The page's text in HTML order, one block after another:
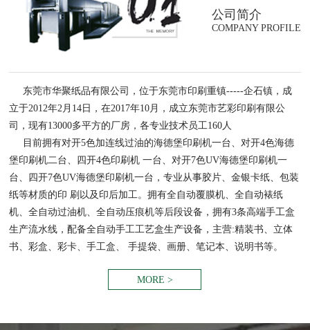
公司简介
COMPANY PROFILE
东莞市华聚纸品有限公司，位于东莞市印刷重镇-----企石镇，成
立于2012年2月14日，在2017年10月，成立东莞市艺彩印刷有限公
司，现有13000多平方的厂房，各专业技术员工160人
目前拥有对开5色加连线过油的海德堡印刷机一台、对开4色海德
堡印刷机二台、四开4色印刷机 一台、对开7色UV海德堡印刷机一
台、四开7色UV海德堡印刷机一台，专业从事胶片、金银卡纸、包装
纸等材质的印 刷以及印后加工。拥有全自动覆膜机、全自动裱纸
机、全自动过油机、全自动压痕机等后段设备，拥有3条高端手工盒
生产流水线，配备全自动手工工艺盒生产设备，主营:精装书、立体
书、彩盒、彩卡、手工盒、 手提袋、画册、笔记本、说明书等。
MORE >